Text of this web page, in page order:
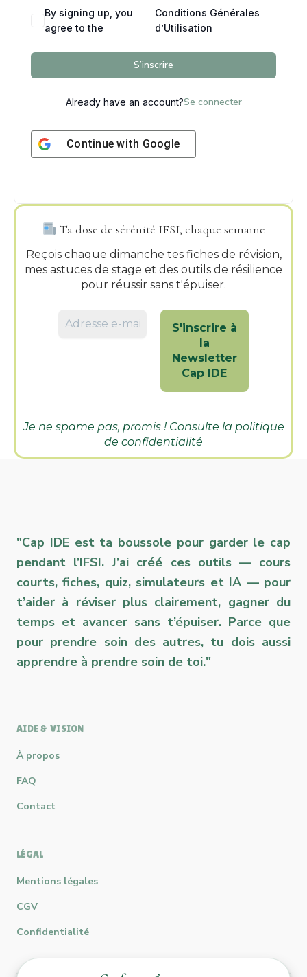
By signing up, you
agree to the
Conditions Générales
d’Utilisation
S’inscrire
Already have an account?Se connecter
Continue with Google
Ta dose de sérénité IFSI, chaque semaine
Reçois chaque dimanche tes fiches de révision,
mes astuces de stage et des outils de résilience
pour réussir sans t'épuiser.
Je ne spame pas, promis ! Consulte la politique
de confidentialité
"Cap IDE est ta boussole pour garder le cap
pendant l’IFSI. J’ai créé ces outils — cours
courts, fiches, quiz, simulateurs et IA — pour
t’aider à réviser plus clairement, gagner du
temps et avancer sans t’épuiser. Parce que
pour prendre soin des autres, tu dois aussi
apprendre à prendre soin de toi."
AIDE & VISION
À propos
FAQ
Contact
LÉGAL
Mentions légales
CGV
Confidentialité